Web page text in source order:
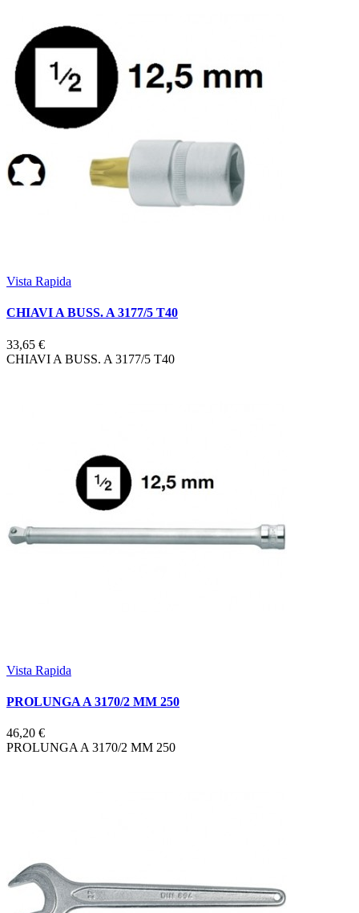
Vista Rapida
CHIAVI A BUSS. A 3177/5 T40
33,65 €
CHIAVI A BUSS. A 3177/5 T40
Vista Rapida
PROLUNGA A 3170/2 MM 250
46,20 €
PROLUNGA A 3170/2 MM 250